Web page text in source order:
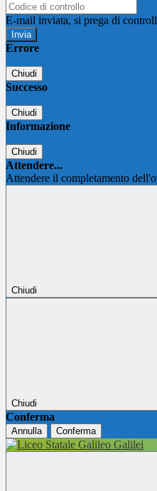
E-mail inviata, si prega di
Errore
Chiudi
Successo
Chiudi
Informazione
Chiudi
Attendere...
Attendere il completamento
Chiudi
Chiudi
Conferma
Annulla Conferma